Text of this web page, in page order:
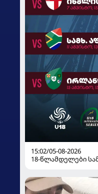
15:02/05-08-2026
18-წლამდელები